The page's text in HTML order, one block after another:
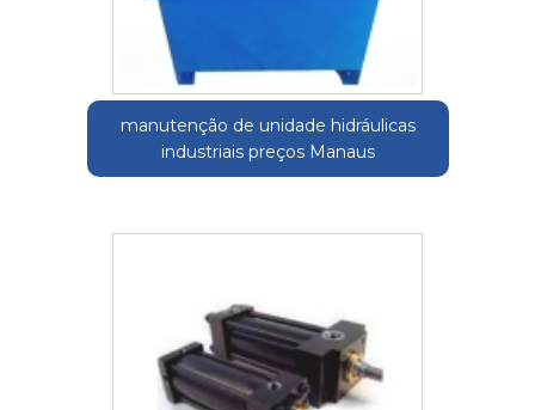
manutenção de unidade hidráulicas
industriais preços Manaus